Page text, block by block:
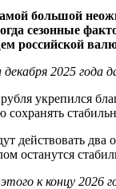
большой
сезонные
российской
2025
укрепился
действовать
останутся
к концу